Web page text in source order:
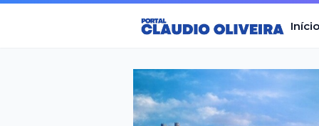
Início